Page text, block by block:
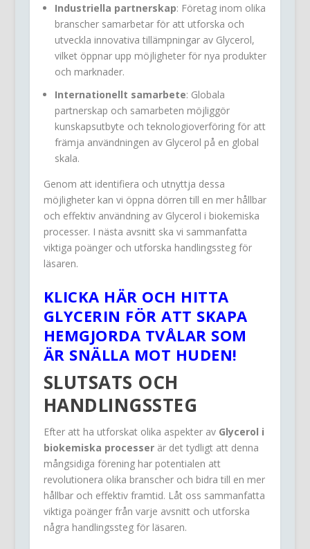
Industriella partnerskap: Företag inom olika
branscher samarbetar för att utforska och
utveckla innovativa tillämpningar av Glycerol,
vilket öppnar upp möjligheter för nya produkter
och marknader.
Internationellt samarbete: Globala
partnerskap och samarbeten möjliggör
kunskapsutbyte och teknologioverföring för att
främja användningen av Glycerol på en global
skala.
Genom att identifiera och utnyttja dessa
möjligheter kan vi öppna dörren till en mer hållbar
och effektiv användning av Glycerol i biokemiska
processer. I nästa avsnitt ska vi sammanfatta
viktiga poänger och utforska handlingssteg för
läsaren.
KLICKA HÄR OCH HITTA
GLYCERIN FÖR ATT SKAPA
HEMGJORDA TVÅLAR SOM
ÄR SNÄLLA MOT HUDEN!
SLUTSATS OCH
HANDLINGSSTEG
Efter att ha utforskat olika aspekter av Glycerol i
biokemiska processerär det tydligt att denna
mångsidiga förening har potentialen att
revolutionera olika branscher och bidra till en mer
hållbar och effektiv framtid. Låt oss sammanfatta
viktiga poänger från varje avsnitt och utforska
några handlingssteg för läsaren.